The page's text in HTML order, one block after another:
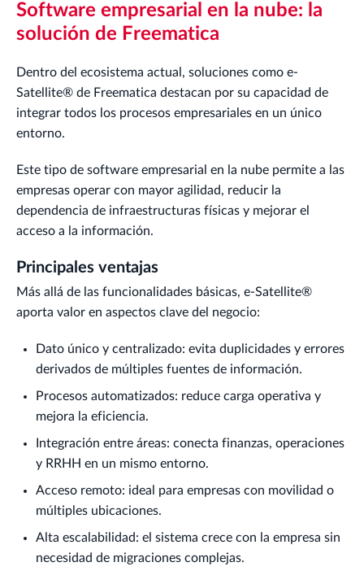
Software empresarial en la nube: la
solución de Freematica
Dentro del ecosistema actual, soluciones como e-
Satellite® de Freematica destacan por su capacidad de
integrar todos los procesos empresariales en un único
entorno.
Este tipo de software empresarial en la nube permite a las
empresas operar con mayor agilidad, reducir la
dependencia de infraestructuras físicas y mejorar el
acceso a la información.
Principales ventajas
Más allá de las funcionalidades básicas, e-Satellite®
aporta valor en aspectos clave del negocio:
Dato único y centralizado: evita duplicidades y errores
derivados de múltiples fuentes de información.
Procesos automatizados: reduce carga operativa y
mejora la eficiencia.
Integración entre áreas: conecta finanzas, operaciones
y RRHH en un mismo entorno.
Acceso remoto: ideal para empresas con movilidad o
múltiples ubicaciones.
Alta escalabilidad: el sistema crece con la empresa sin
necesidad de migraciones complejas.